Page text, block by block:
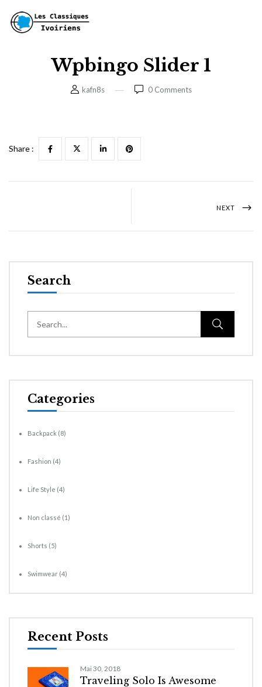
Wpbingo Slider 1
kafn8s 0 Comments
Search
Categories
Backpack (8)
Fashion (4)
Life Style (4)
Non classé (1)
Shorts (5)
Swimwear (4)
Recent Posts
Mai 30, 2018
Traveling Solo Is Awesome
Share :
NEXT